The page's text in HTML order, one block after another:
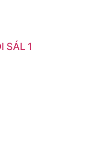
SÁL 1